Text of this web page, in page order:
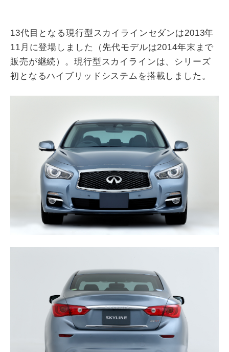
13代目となる現行型スカイラインセダンは2013年
11月に登場しました（先代モデルは2014年末まで
販売が継続）。現行型スカイラインは、シリーズ
初となるハイブリッドシステムを搭載しました。